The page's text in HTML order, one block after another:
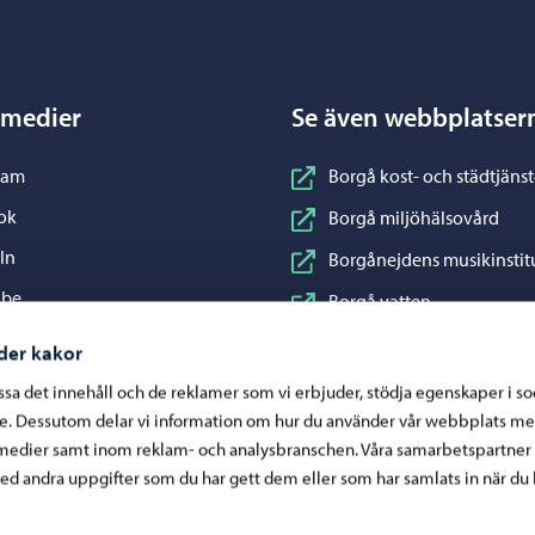
kakor
det innehåll och de reklamer som vi erbjuder, stödja egenskaper i
Dessutom delar vi information om hur du använder vår webbplats
samt inom reklam- och analysbranschen. Våra samarbetspartner
andra uppgifter som du har gett dem eller som har samlats in när du
Se även
Borgå kost- och
Borgå miljöhälsovård
Borgånejdens
Borgå vatten
Konstfabriken
Visit Porvoo
Östra Nylands